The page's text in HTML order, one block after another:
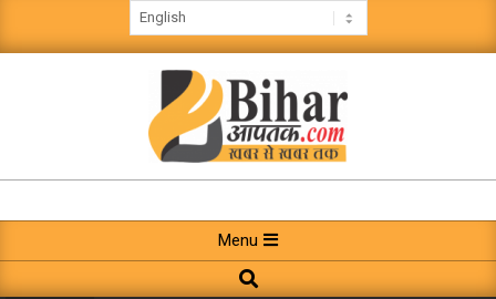
to
BIHAR
AAPTAK
Navigation
Menu
Menu
Search